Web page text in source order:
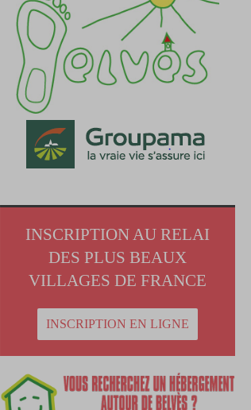
INSCRIPTION AU RELAI
DES PLUS BEAUX
VILLAGES DE FRANCE
INSCRIPTION EN LIGNE